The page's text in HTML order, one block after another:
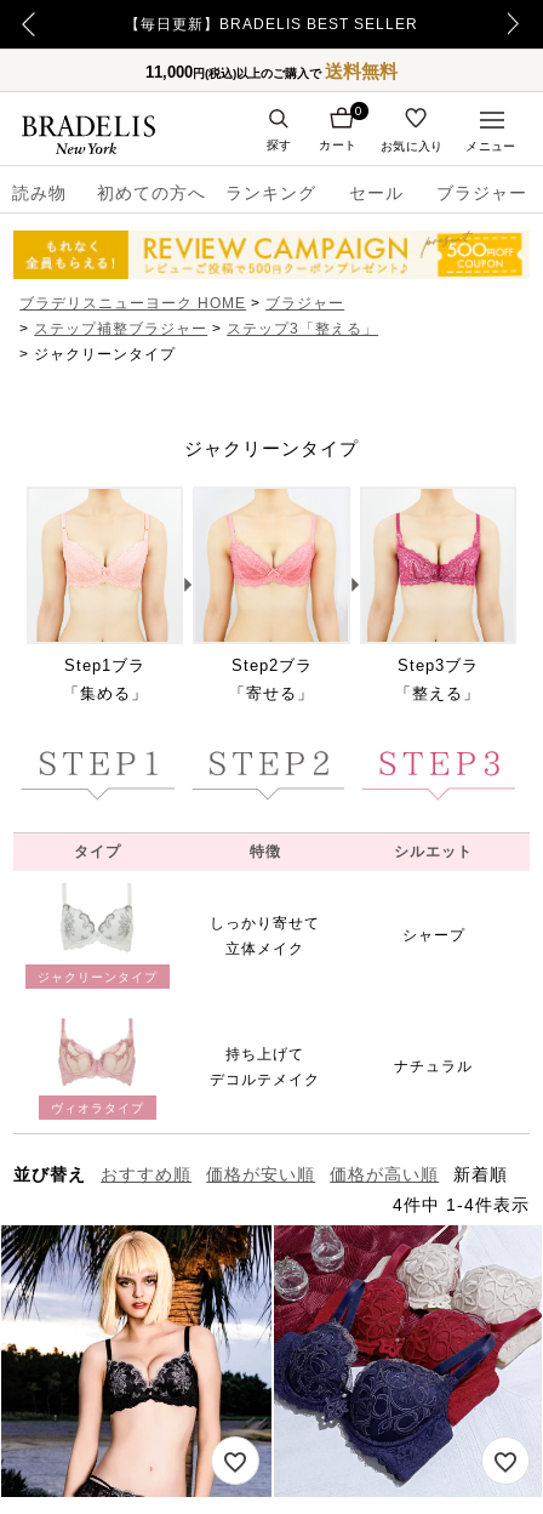
【毎日更新】BRADELIS BEST SELLER
11,000円(税込)以上のご購入で送料無料
読み物 初めての方へ ランキング セール ブラジャー
カート
0
お気に入り
探す メニュー
ブラデリスニューヨーク HOME
ブラジャー
ステップ補整ブラジャー
ステップ3「整える」
ジャクリーンタイプ
ジャクリーンタイプ
Step1ブラ
「集める」
Step2ブラ
「寄せる」
Step3ブラ
「整える」
タイプ 特徴 シルエット
ジャクリーンタイプ
しっかり寄せて
立体メイク
シャープ
ヴィオラタイプ
持ち上げて
デコルテメイク
ナチュラル
並び替え おすすめ順 価格が安い順 価格が高い順
新着順
4件中 1-4件表示